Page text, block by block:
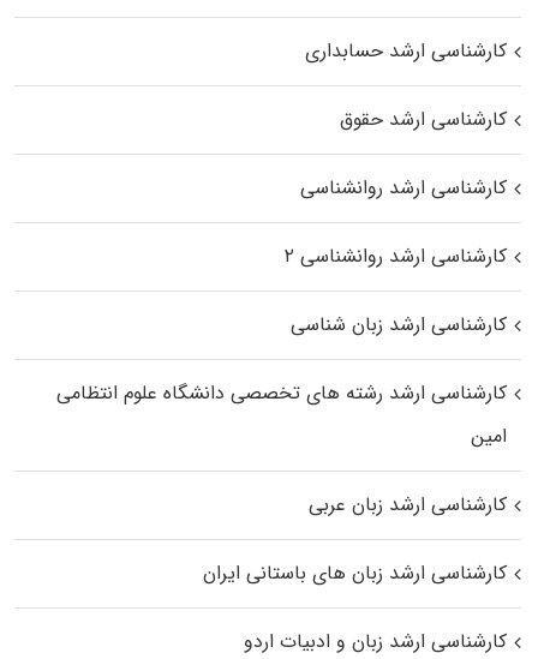
کارشناسی ارشد حسابداری
کارشناسی ارشد حقوق
کارشناسی ارشد روانشناسی
کارشناسی ارشد روانشناسی ۲
کارشناسی ارشد زبان شناسی
کارشناسی ارشد رﺷﺘﻪ ﻫﺎی تخصصی داﻧﺸﮕﺎه ﻋﻠﻮم انتظامی
اﻣﻴﻦ
کارشناسی ارشد زبان عربی
کارشناسی ارشد زبان‌ های باستانی ایران
کارشناسی ارشد زبان و ادبیات اردو